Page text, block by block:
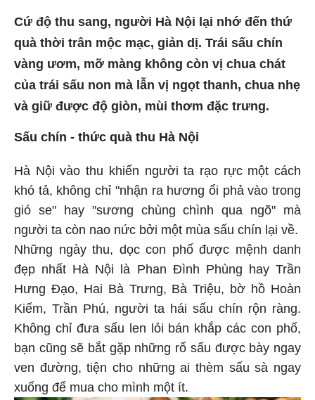
Cứ độ thu sang, người Hà Nội lại nhớ đến thứ
quà thời trân mộc mạc, giản dị. Trái sấu chín
vàng ươm, mỡ màng không còn vị chua chát
của trái sấu non mà lẫn vị ngọt thanh, chua nhẹ
và giữ được độ giòn, mùi thơm đặc trưng.
Sấu chín - thức quà thu Hà Nội
Hà Nội vào thu khiến người ta rạo rực một cách
khó tả, không chỉ "nhận ra hương ổi phả vào trong
gió se" hay "sương chùng chình qua ngõ" mà
người ta còn nao nức bởi một mùa sấu chín lại về.
Những ngày thu, dọc con phố được mệnh danh
đẹp nhất Hà Nội là Phan Đình Phùng hay Trần
Hưng Đạo, Hai Bà Trưng, Bà Triệu, bờ hồ Hoàn
Kiếm, Trần Phú, người ta hái sấu chín rộn ràng.
Không chỉ đưa sấu len lỏi bán khắp các con phố,
bạn cũng sẽ bắt gặp những rổ sấu được bày ngay
ven đường, tiện cho những ai thèm sấu sà ngay
xuống để mua cho mình một ít.